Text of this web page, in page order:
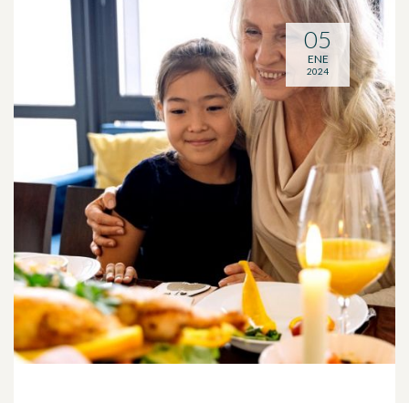
05
ENE
2024